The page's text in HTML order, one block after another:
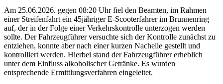
Am 25.06.2026. gegen 08:20 Uhr fiel den Beamten, im Rahmen
einer Streifenfahrt ein 45jähriger E-Scooterfahrer im Brunnenring
auf, der in der Folge einer Verkehrskontrolle unterzogen werden
sollte. Der Fahrzeugführer versuchte sich der Kontrolle zunächst zu
entziehen, konnte aber nach einer kurzen Nacheile gestellt und
kontrolliert werden. Hierbei stand der Fahrzeugführer erheblich
unter dem Einfluss alkoholischer Getränke. Es wurden
entsprechende Ermittlungsverfahren eingeleitet.